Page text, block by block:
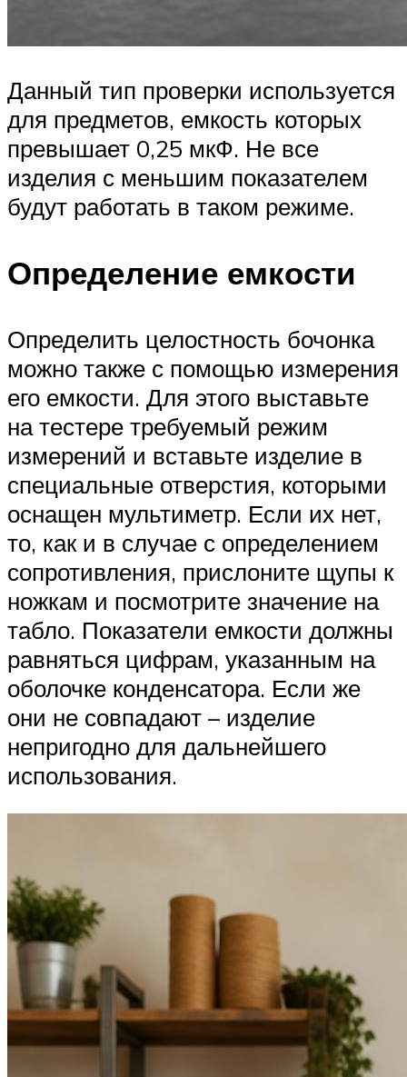
Данный тип проверки используется
для предметов, емкость которых
превышает 0,25 мкФ. Не все
изделия с меньшим показателем
будут работать в таком режиме.
Определение емкости
Определить целостность бочонка
можно также с помощью измерения
его емкости. Для этого выставьте
на тестере требуемый режим
измерений и вставьте изделие в
специальные отверстия, которыми
оснащен мультиметр. Если их нет,
то, как и в случае с определением
сопротивления, прислоните щупы к
ножкам и посмотрите значение на
табло. Показатели емкости должны
равняться цифрам, указанным на
оболочке конденсатора. Если же
они не совпадают – изделие
непригодно для дальнейшего
использования.